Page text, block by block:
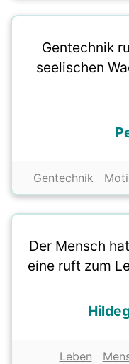
Gentechnik
seelischen
Gentechnik
Der Mensch
eine ruft zum
Leben